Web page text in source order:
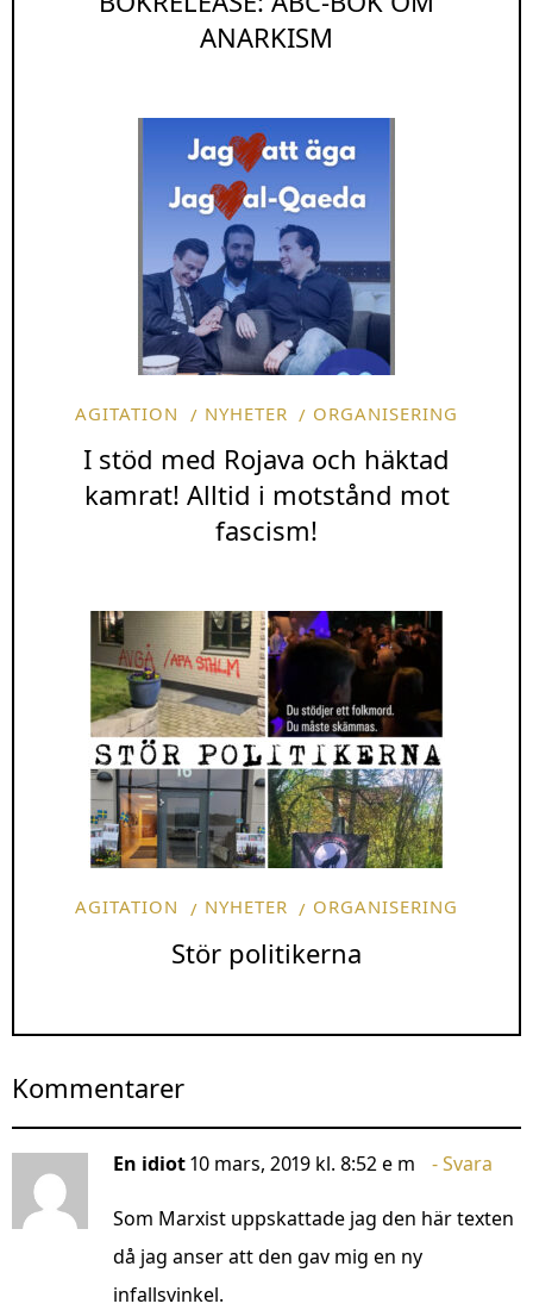
ANARKISM
AGITATION NYHETER ORGANISERING
I stöd med Rojava och häktad
kamrat! Alltid i motstånd mot
fascism!
AGITATION NYHETER ORGANISERING
Stör politikerna
Kommentarer
En idiot10 mars, 2019 kl. 8:52 e m Svara
Som Marxist uppskattade jag den här texten
då jag anser att den gav mig en ny
infallsvinkel.